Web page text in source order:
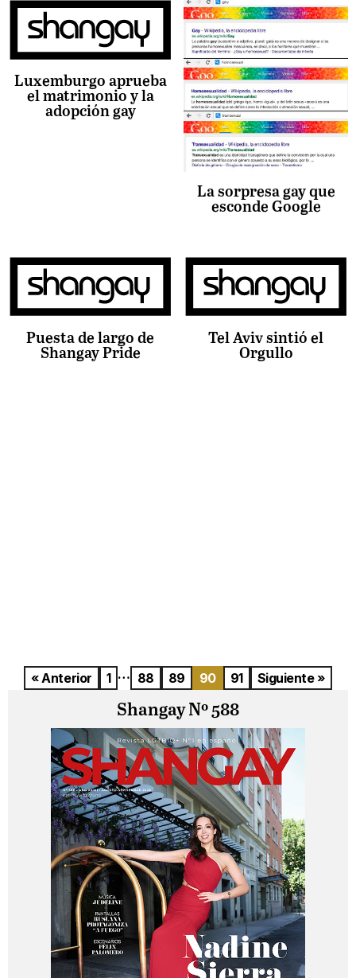
Luxemburgo aprueba
el matrimonio y la
adopción gay
La sorpresa gay que
esconde Google
Puesta de largo de
Shangay Pride
Tel Aviv sintió el
Orgullo
« Anterior 1 … 88 89 90 91 Siguiente »
Shangay Nº 588